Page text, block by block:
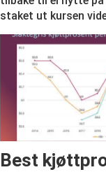
staket ut kursen
Best